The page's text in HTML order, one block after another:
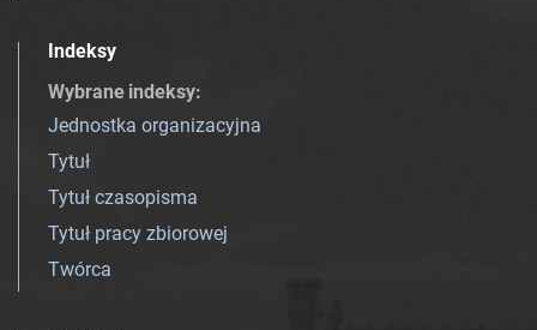
Indeksy
Wybrane indeksy:
Jednostka organizacyjna
Tytuł
Tytuł czasopisma
Tytuł pracy zbiorowej
Twórca